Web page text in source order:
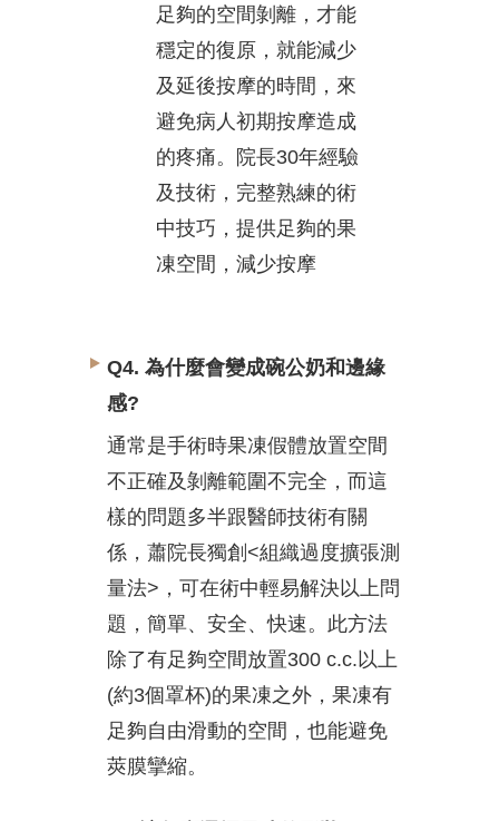
足夠的空間剝離，才能
穩定的復原，就能減少
及延後按摩的時間，來
避免病人初期按摩造成
的疼痛。院長30年經驗
及技術，完整熟練的術
中技巧，提供足夠的果
凍空間，減少按摩
Q4. 為什麼會變成碗公奶和邊緣
感?
通常是手術時果凍假體放置空間
不正確及剝離範圍不完全，而這
樣的問題多半跟醫師技術有關
係，蕭院長獨創<組織過度擴張測
量法>，可在術中輕易解決以上問
題，簡單、安全、快速。此方法
除了有足夠空間放置300 c.c.以上
(約3個罩杯)的果凍之外，果凍有
足夠自由滑動的空間，也能避免
莢膜攣縮。